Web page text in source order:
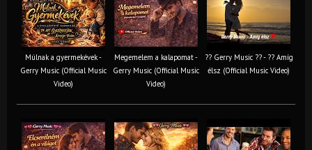
Múlnak a gyermekévek -
Gerry Music (Official Music
Video)
Megemelem a kalapomat -
Gerry Music (Official Music
Video)
?? Gerry Music ?? - ?? Amíg
élsz (Official Music Video)